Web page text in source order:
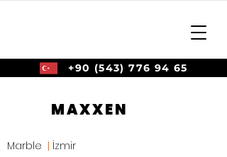
+90 (543) 776 94 65
MAXXEN
Marble | İzmir